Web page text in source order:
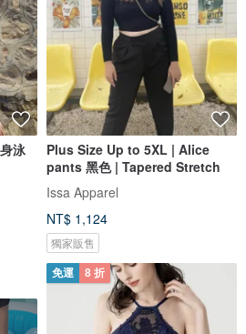
泳
Plus Size Up to 5XL | Alice
pants 黑色 | Tapered Stretch
Issa Apparel
NT$ 1,124
獨家販售
免運 8 折